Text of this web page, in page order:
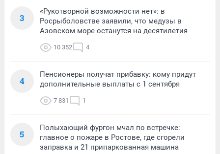
3
«Рукотворной возможности нет»: в
Росрыболовстве заявили, что медузы в
Азовском море останутся на десятилетия
10 352 4
4
Пенсионеры получат прибавку: кому придут
дополнительные выплаты с 1 сентября
7 831 1
5
Полыхающий фургон мчал по встречке:
главное о пожаре в Ростове, где сгорели
заправка и 21 припаркованная машина